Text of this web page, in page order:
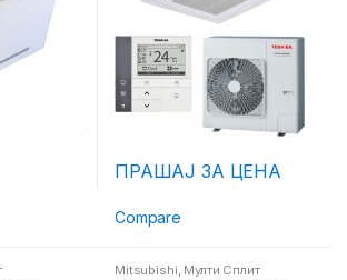
ПРАШАЈ ЗА ЦЕНА
Compare
Mitsubishi Мулти Сплит